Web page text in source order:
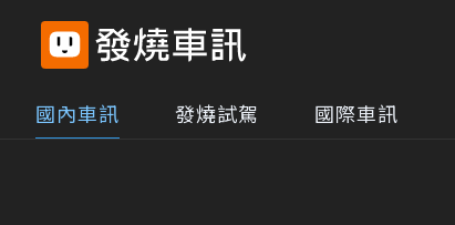
國內車訊 發燒試駕 國際車訊